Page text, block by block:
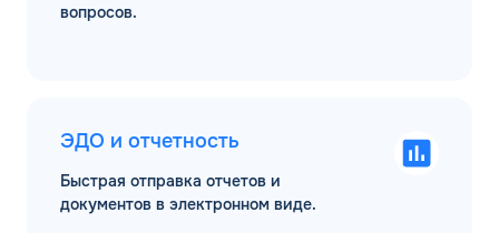
вопросов.
ЭДО и отчетность
Быстрая отправка отчетов и
документов в электронном виде.